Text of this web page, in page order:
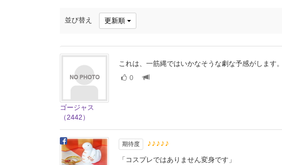
並び替え 更新順
ゴージャス
（2442）
これは、一筋縄ではいかなそうな劇な予感がします。
0
期待度 ♪♪♪♪♪
「コスプレではありません変身です」